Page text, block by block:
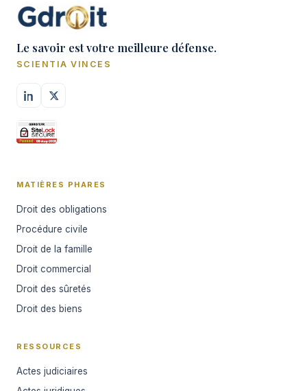
Le savoir est votre meilleure défense.
SCIENTIA VINCES
MATIÈRES PHARES
Droit des obligations
Procédure civile
Droit de la famille
Droit commercial
Droit des sûretés
Droit des biens
RESSOURCES
Actes judiciaires